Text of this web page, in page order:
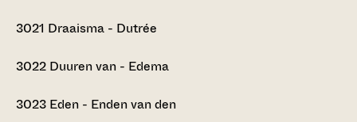
3021 Draaisma - Dutrée
3022 Duuren van - Edema
3023 Eden - Enden van den